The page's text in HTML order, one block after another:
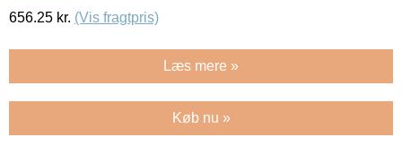
656.25 kr. (Vis fragtpris)
Læs mere »
Køb nu »